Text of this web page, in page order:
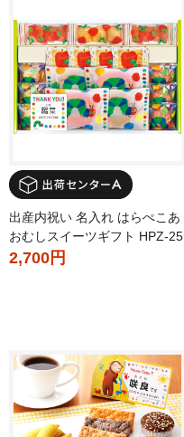
出産内祝い 名入れ はらぺこあ
おむしスイーツギフト HPZ-25
2,700円